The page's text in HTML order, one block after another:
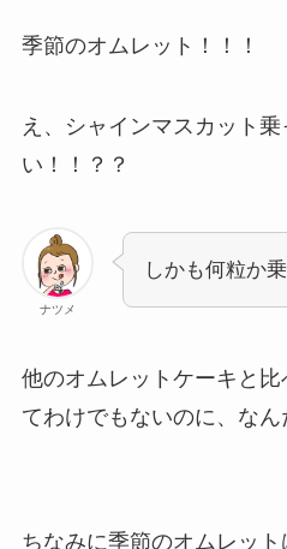
季節のオムレット！！！
え、シャインマスカット
い！！？？
ナツメ
しかも何粒か
他のオムレットケーキと
てわけでもないのに、なん
ちなみに季節のオムレッ